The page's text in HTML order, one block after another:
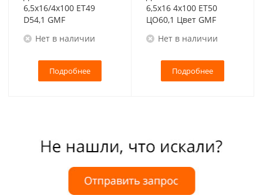
6,5x16/4x100 ET49
D54,1 GMF
Нет в наличии
Подробнее
6,5x16 4x100 ET50
ЦО60,1 Цвет GMF
Нет в наличии
Подробнее